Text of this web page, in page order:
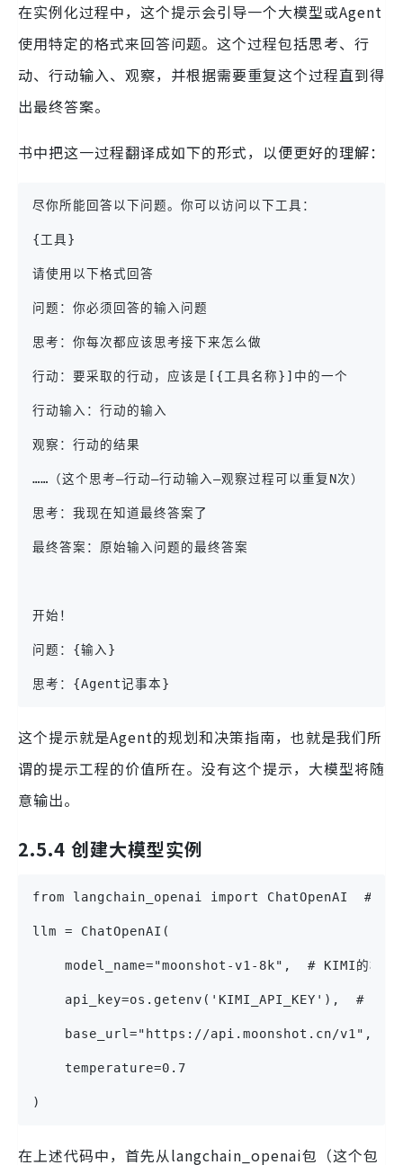
在实例化过程中，这个提示会引导一个大模型或Agent
使用特定的格式来回答问题。这个过程包括思考、行
动、行动输入、观察，并根据需要重复这个过程直到得
出最终答案。
书中把这一过程翻译成如下的形式，以便更好的理解：
尽你所能回答以下问题。你可以访问以下工具：
{工具}
请使用以下格式回答
问题：你必须回答的输入问题
思考：你每次都应该思考接下来怎么做
行动：要采取的行动，应该是[{工具名称}]中的一个
行动输入：行动的输入
观察：行动的结果
……（这个思考—行动—行动输入—观察过程可以重复N次）
思考：我现在知道最终答案了
最终答案：原始输入问题的最终答案
开始！
问题：{输入}
思考：{Agent记事本}
这个提示就是Agent的规划和决策指南，也就是我们所
谓的提示工程的价值所在。没有这个提示，大模型将随
意输出。
2.5.4 创建大模型实例
from langchain_openai import ChatOpenAI  # 修改
llm = ChatOpenAI(
model_name="moonshot-v1-8k",  # KIMI的模型
api_key=os.getenv('KIMI_API_KEY'),  # 使用
    base_url="https://api.moonshot.cn/v1",
    temperature=0.7
)
在上述代码中，首先从langchain_openai包（这个包